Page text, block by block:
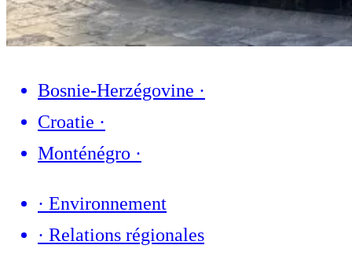
Bosnie-Herzégovine ·
Croatie ·
Monténégro ·
· Environnement
· Relations régionales